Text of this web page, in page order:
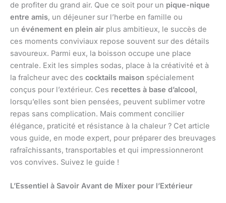
de profiter du grand air. Que ce soit pour un pique-nique
entre amis, un déjeuner sur l’herbe en famille ou
un événement en plein air plus ambitieux, le succès de
ces moments conviviaux repose souvent sur des détails
savoureux. Parmi eux, la boisson occupe une place
centrale. Exit les simples sodas, place à la créativité et à
la fraîcheur avec des cocktails maison spécialement
conçus pour l’extérieur. Ces recettes à base d’alcool,
lorsqu’elles sont bien pensées, peuvent sublimer votre
repas sans complication. Mais comment concilier
élégance, praticité et résistance à la chaleur ? Cet article
vous guide, en mode expert, pour préparer des breuvages
rafraîchissants, transportables et qui impressionneront
vos convives. Suivez le guide !
L’Essentiel à Savoir Avant de Mixer pour l’Extérieur